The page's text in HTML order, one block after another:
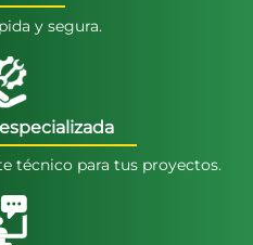
y segura.
técnico para tus proyectos.